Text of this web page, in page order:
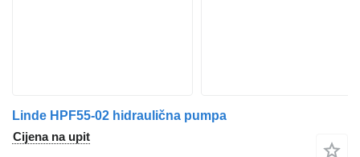
Linde HPF55-02 hidraulična pumpa
Cijena na upit